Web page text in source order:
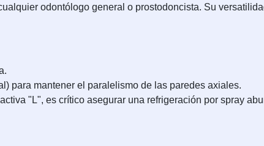
odontólogo general o prostodoncista. Su
para mantener el paralelismo de las paredes axiales.
"L", es crítico asegurar una refrigeración por spray